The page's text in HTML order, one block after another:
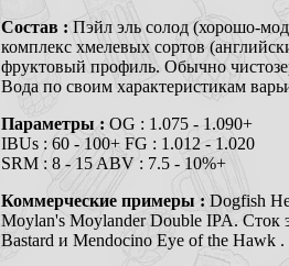
Состав : Пэйл эль солод (хорошо-
комплекс хмелевых сортов
фруктовый профиль. Обычно
Вода по своим характеристикам
Параметры : OG : 1.075 - 1.090+
IBUs : 60 - 100+ FG : 1.012 - 1.020
SRM : 8 - 15 ABV : 7.5 - 10%+
Коммерческие примеры : Dogfish
Moylan's Moylander Double IPA. Сток
Bastard и Mendocino Eye of the Hawk .